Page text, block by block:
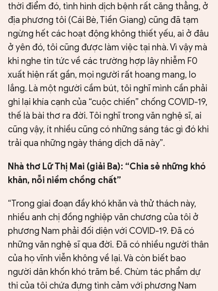
thời điểm đó, tình hình dịch bệnh rất căng thẳng, ở
địa phương tôi (Cái Bè, Tiền Giang) cũng đã tạm
ngừng hết các hoạt động không thiết yếu, ai ở đâu
ở yên đó, tôi cũng được làm việc tại nhà. Vì vậy mà
khi nghe tin tức về các trường hợp lây nhiễm F0
xuất hiện rất gần, mọi người rất hoang mang, lo
lắng. Là một người cầm bút, tôi nghĩ mình cần phải
ghi lại khía cạnh của “cuộc chiến” chống COVID-19,
thế là bài thơ ra đời. Tôi nghĩ trong văn nghệ sĩ, ai
cũng vậy, ít nhiều cũng có những sáng tác gì đó khi
trải qua những ngày tháng dịch dã này”.
Nhà thơ Lữ Thị Mai (giải Ba): “Chia sẻ những khó
khăn, nỗi niềm chồng chất”
“Trong giai đoạn đầy khó khăn và thử thách này,
nhiều anh chị đồng nghiệp văn chương của tôi ở
phương Nam phải đối diện với COVID-19. Đã có
những văn nghệ sĩ qua đời. Đã có nhiều người thân
của họ vĩnh viễn không về lại. Và còn biết bao
người dân khốn khó trăm bề. Chùm tác phẩm dự
thi của tôi chứa đựng tình cảm với phương Nam